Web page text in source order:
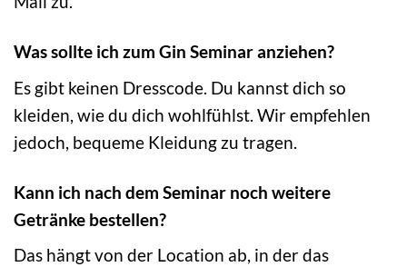
Was sollte ich zum Gin Seminar anziehen?
Es gibt keinen Dresscode. Du kannst dich so
kleiden, wie du dich wohlfühlst. Wir empfehlen
jedoch, bequeme Kleidung zu tragen.
Kann ich nach dem Seminar noch weitere
Getränke bestellen?
Das hängt von der Location ab, in der das